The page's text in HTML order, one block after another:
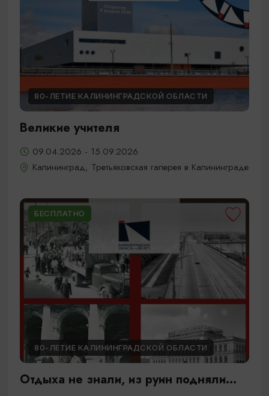
80-ЛЕТИЕ КАЛИНИНГРАДСКОЙ ОБЛАСТИ
Великие учителя
09.04.2026 - 15.09.2026
Калининград, Третьяковская галерея в Калининграде
БЕСПЛАТНО
80-ЛЕТИЕ КАЛИНИНГРАДСКОЙ ОБЛАСТИ
Отдыха не знали, из руин подняли...